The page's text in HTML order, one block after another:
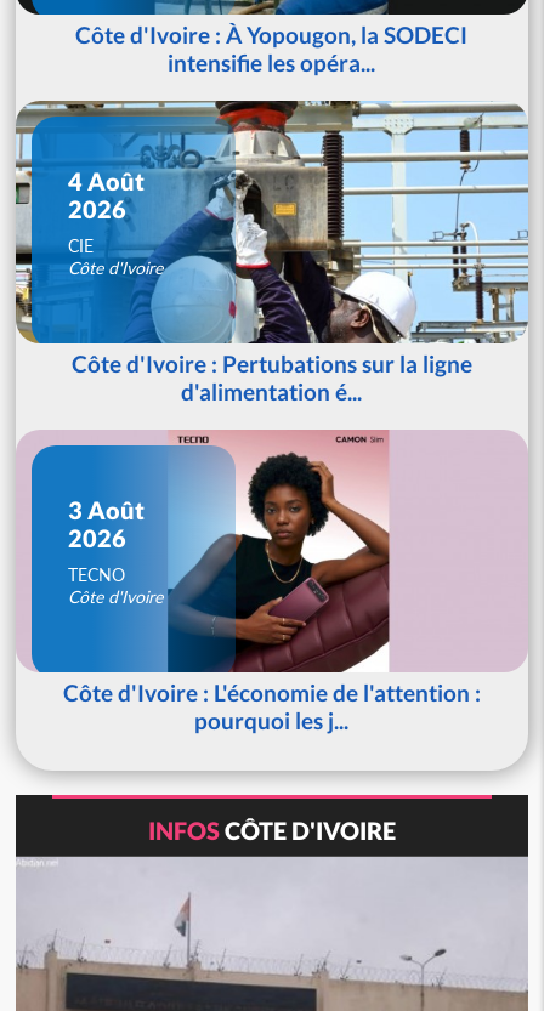
Côte d'Ivoire : À Yopougon, la SODECI
intensifie les opéra...
4 Août
2026
CIE
Côte d'Ivoire
Côte d'Ivoire : Pertubations sur la ligne
d'alimentation é...
3 Août
2026
TECNO
Côte d'Ivoire
Côte d'Ivoire : L'économie de l'attention :
pourquoi les j...
INFOSCÔTE D'IVOIRE